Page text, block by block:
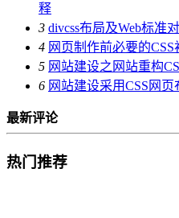
释
3 divcss布局及Web标准
4 网页制作前必要的CSS
5 网站建设之网站重构
6 网站建设采用CSS网
最新评论
热门推荐